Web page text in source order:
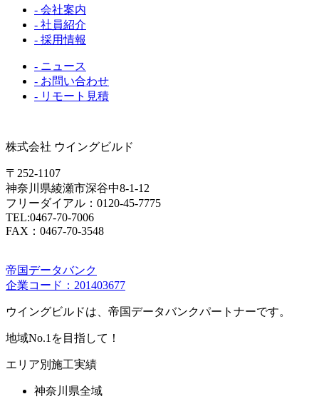
- 会社案内
- 社員紹介
- 採用情報
- ニュース
- お問い合わせ
- リモート見積
株式会社 ウイングビルド
〒252-1107
神奈川県綾瀬市深谷中8-1-12
フリーダイアル：0120-45-7775
TEL:0467-70-7006
FAX：0467-70-3548
帝国データバンク
企業コード：201403677
ウイングビルドは、帝国データバンクパートナーです。
地域No.1を目指して！
エリア別施工実績
神奈川県全域